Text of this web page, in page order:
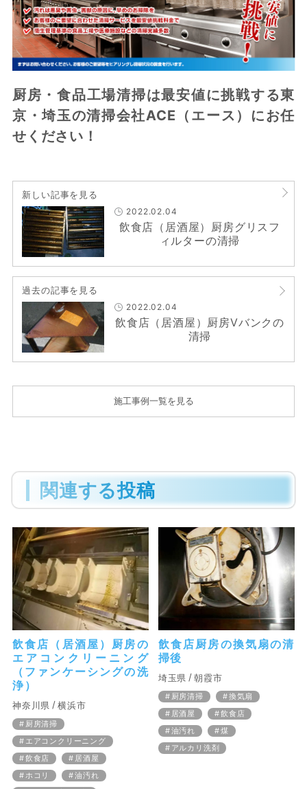
厨房・食品工場清掃は最安値に挑戦する東
京・埼玉の清掃会社ACE（エース）にお任
せください！
新しい記事を見る
2022.02.04
飲食店（居酒屋）厨房グリスフ
ィルターの清掃
過去の記事を見る
2022.02.04
飲食店（居酒屋）厨房Vバンクの
清掃
施工事例一覧を見る
関連する投稿
飲食店（居酒屋）厨房の
エアコンクリーニング
（ファンケーシングの洗
浄）
神奈川県 横浜市
厨房清掃
エアコンクリーニング
飲食店
居酒屋
ホコリ
油汚れ
飲食店厨房の換気扇の清
掃後
埼玉県 朝霞市
厨房清掃
換気扇
居酒屋
飲食店
油汚れ
煤
アルカリ洗剤